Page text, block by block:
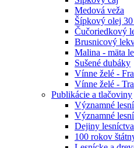
Medová veža
Šípkový olej
Čučoriedkový
Brusnicový
Malina - mäta
Sušené dubáky
Vínne želé -
Vínne želé -
Publikácie a tlačoviny
Významné
Významné
Dejiny
100 rokov